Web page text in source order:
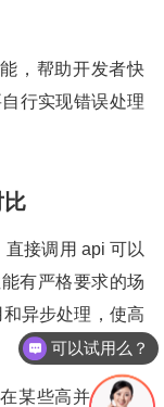
，帮助开发者快
行实现错误处理
接调用 api 可以
有严格要求的场
异步处理，使高
某些高并发或定
可以试用么？